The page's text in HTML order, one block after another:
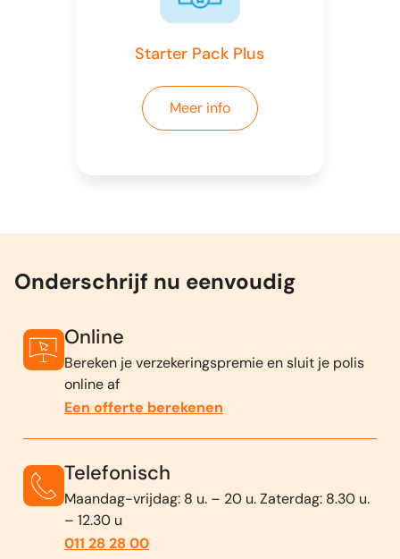
Starter Pack Plus
Meer info
Onderschrijf nu eenvoudig
Online
Bereken je verzekeringspremie en sluit je polis
online af
Een offerte berekenen
Telefonisch
Maandag-vrijdag: 8 u. – 20 u. Zaterdag: 8.30 u.
– 12.30 u
011 28 28 00